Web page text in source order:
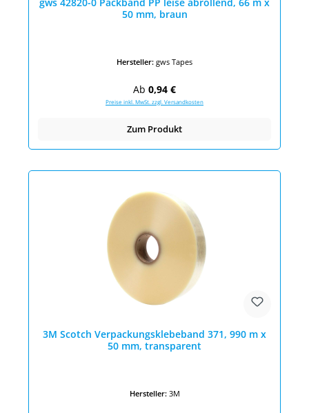
50 mm, braun
Hersteller: gws Tapes
Regulärer Preis:
Ab 0,94 €
Preise inkl. MwSt. zzgl. Versandkosten
Zum Produkt
3M Scotch Verpackungsklebeband 371, 990 m x
50 mm, transparent
Hersteller: 3M